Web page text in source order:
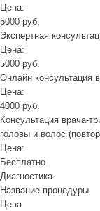
Цена:
5000 руб.
Экспертная
Цена:
5000 руб.
Онлайн консультация
Цена:
4000 руб.
Консультация врача-
головы и волос
Цена:
Бесплатно
Диагностика
Название процедуры
Цена